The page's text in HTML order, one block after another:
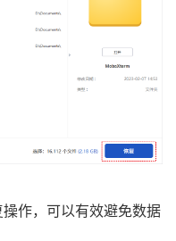
作，可以有效避免数据